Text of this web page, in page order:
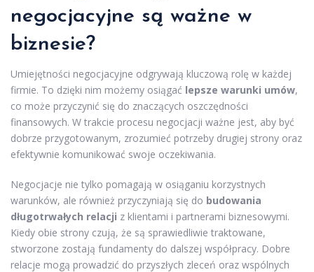
negocjacyjne są ważne w
biznesie?
Umiejętności negocjacyjne odgrywają kluczową rolę w każdej
firmie. To dzięki nim możemy osiągać lepsze warunki umów,
co może przyczynić się do znaczących oszczędności
finansowych. W trakcie procesu negocjacji ważne jest, aby być
dobrze przygotowanym, zrozumieć potrzeby drugiej strony oraz
efektywnie komunikować swoje oczekiwania.
Negocjacje nie tylko pomagają w osiąganiu korzystnych
warunków, ale również przyczyniają się do budowania
długotrwałych relacji z klientami i partnerami biznesowymi.
Kiedy obie strony czują, że są sprawiedliwie traktowane,
stworzone zostają fundamenty do dalszej współpracy. Dobre
relacje mogą prowadzić do przyszłych zleceń oraz wspólnych